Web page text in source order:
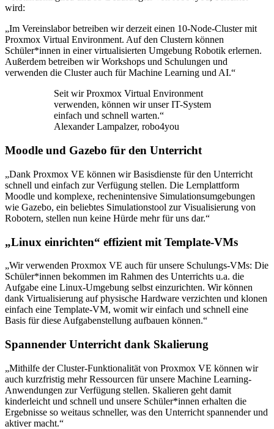
wird:
„Im Vereinslabor betreiben wir derzeit einen 10-Node-Cluster mit
Proxmox Virtual Environment. Auf den Clustern können
Schüler*innen in einer virtualisierten Umgebung Robotik erlernen.
Außerdem betreiben wir Workshops und Schulungen und
verwenden die Cluster auch für Machine Learning und AI.“
Seit wir Proxmox Virtual Environment
verwenden, können wir unser IT-System
einfach und schnell warten.“
Alexander Lampalzer, robo4you
Moodle und Gazebo für den Unterricht
„Dank Proxmox VE können wir Basisdienste für den Unterricht
schnell und einfach zur Verfügung stellen. Die Lernplattform
Moodle und komplexe, rechenintensive Simulationsumgebungen
wie Gazebo, ein beliebtes Simulationstool zur Visualisierung von
Robotern, stellen nun keine Hürde mehr für uns dar.“
„Linux einrichten“ effizient mit Template-VMs
„Wir verwenden Proxmox VE auch für unsere Schulungs-VMs: Die
Schüler*innen bekommen im Rahmen des Unterrichts u.a. die
Aufgabe eine Linux-Umgebung selbst einzurichten. Wir können
dank Virtualisierung auf physische Hardware verzichten und klonen
einfach eine Template-VM, womit wir einfach und schnell eine
Basis für diese Aufgabenstellung aufbauen können.“
Spannender Unterricht dank Skalierung
„Mithilfe der Cluster-Funktionalität von Proxmox VE können wir
auch kurzfristig mehr Ressourcen für unsere Machine Learning-
Anwendungen zur Verfügung stellen. Skalieren geht damit
kinderleicht und schnell und unsere Schüler*innen erhalten die
Ergebnisse so weitaus schneller, was den Unterricht spannender und
aktiver macht.“